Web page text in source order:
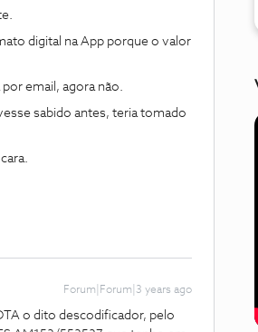
digital na App porque o valor
email, agora não.
sabido antes, teria tomado
Forum|Forum|3 years ago
o dito descodificador, pelo